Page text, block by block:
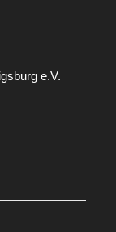
e.V.